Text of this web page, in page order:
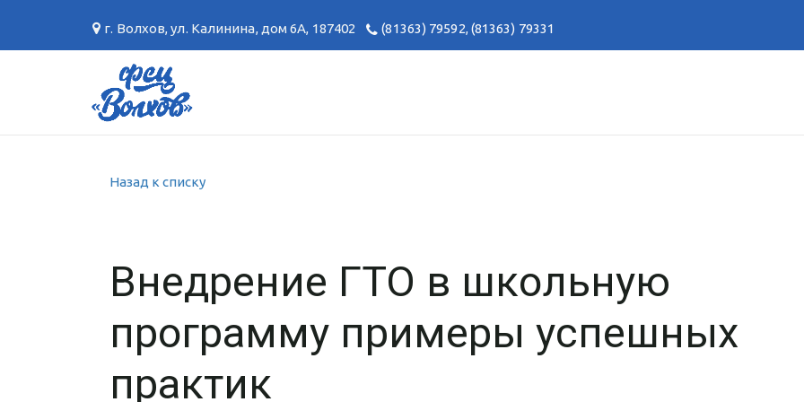
г. Волхов,ул. Калинина, дом 6А, 187402 (81363) 79592,(81363) 79331
Назад к списку
Внедрение ГТО в школьную
программу примеры успешных
практик